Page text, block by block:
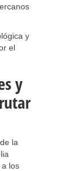
y
el
y
la
los